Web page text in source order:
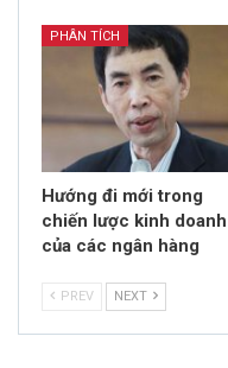
PHÂN TÍCH
Hướng đi mới trong
chiến lược kinh doanh
của các ngân hàng
PREV NEXT